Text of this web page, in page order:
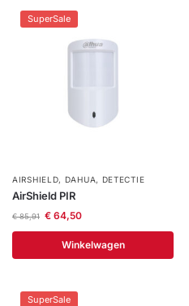
SuperSale
AIRSHIELD, DAHUA, DETECTIE
AirShield PIR
€85,91 €64,50
Winkelwagen
SuperSale